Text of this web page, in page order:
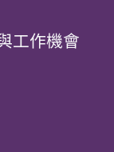
工作機會